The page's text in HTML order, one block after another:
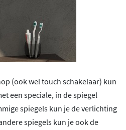
(ook wel touch schakelaar) kun
een speciale, in de spiegel
spiegels kun je de verlichting
spiegels kun je ook de